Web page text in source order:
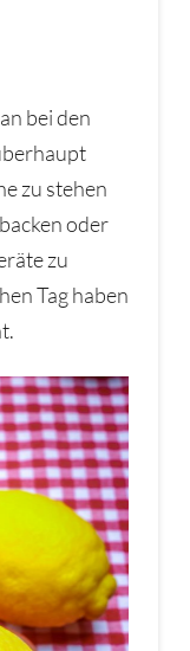
bei den
zu stehen
oder
zu
Tag haben